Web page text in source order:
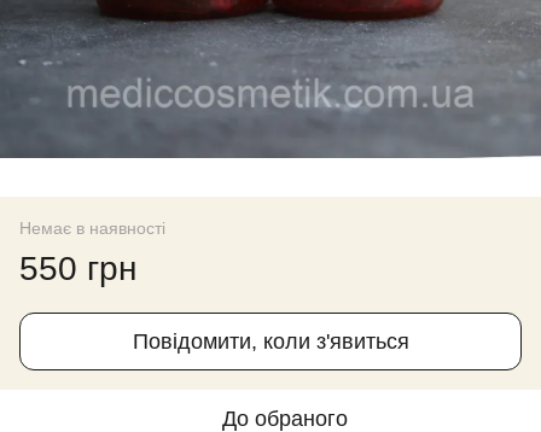
Немає в наявності
550 грн
Повідомити, коли з'явиться
До обраного